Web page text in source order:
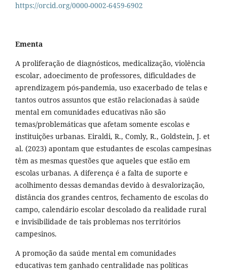
https://orcid.org/0000-0002-6459-6902
Ementa
A proliferação de diagnósticos, medicalização, violência
escolar, adoecimento de professores, dificuldades de
aprendizagem pós-pandemia, uso exacerbado de telas e
tantos outros assuntos que estão relacionadas à saúde
mental em comunidades educativas não são
temas/problemáticas que afetam somente escolas e
instituições urbanas. Eiraldi, R., Comly, R., Goldstein, J. et
al. (2023) apontam que estudantes de escolas campesinas
têm as mesmas questões que aqueles que estão em
escolas urbanas. A diferença é a falta de suporte e
acolhimento dessas demandas devido à desvalorização,
distância dos grandes centros, fechamento de escolas do
campo, calendário escolar descolado da realidade rural
e invisibilidade de tais problemas nos territórios
campesinos.
A promoção da saúde mental em comunidades
educativas tem ganhado centralidade nas políticas